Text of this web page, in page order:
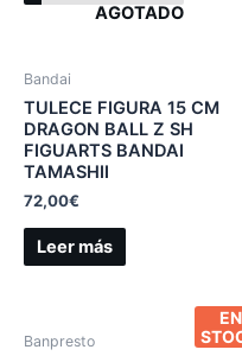
AGOTADO
Bandai
TULECE FIGURA 15 CM
DRAGON BALL Z SH
FIGUARTS BANDAI
TAMASHII
72,00€
Leer más
EN
Banpresto